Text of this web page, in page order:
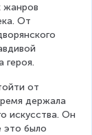
жанров
От
героя.
от
держала
искусства. Он
это было